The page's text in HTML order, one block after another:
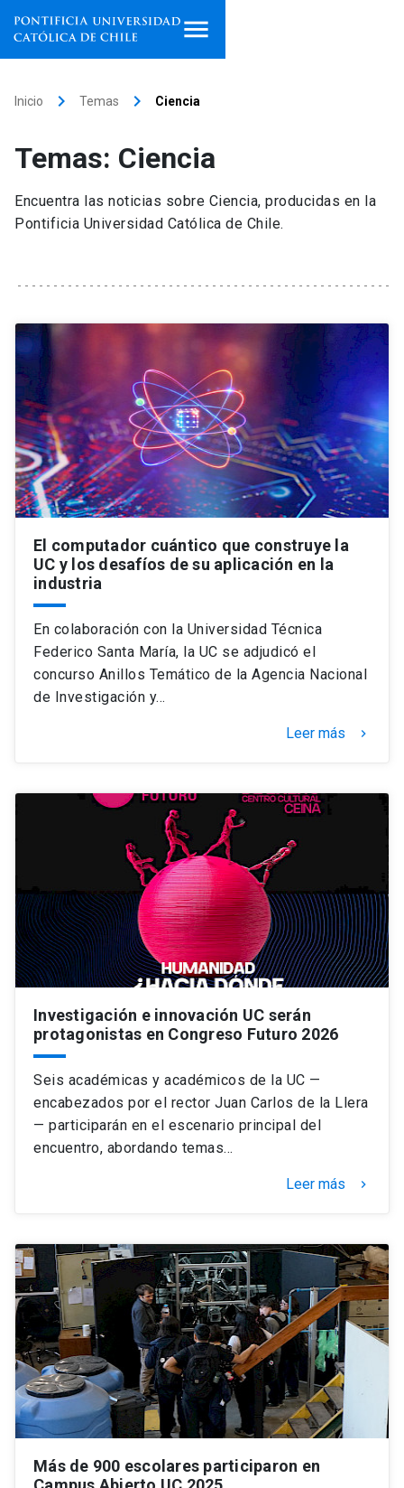
Facultades, escuelas e
institutos
Internacionalización launch
Extensión
Vinculación
Universidad
Información para keyboard_arrow_down
Futuros estudiantes
Estudiantes
Alumni launch
Go to english site launch
ACCESOS DIRECTOS
Admisión launch
Mi Cuenta UC launch
Correo UC launch
Donaciones launch
Inicio keyboard_arrow_right Temas keyboard_arrow_right Ciencia
Temas: Ciencia
Encuentra las noticias sobre Ciencia, producidas en la
Pontificia Universidad Católica de Chile.
El computador cuántico que construye la
UC y los desafíos de su aplicación en la
industria
En colaboración con la Universidad Técnica
Federico Santa María, la UC se adjudicó el
concurso Anillos Temático de la Agencia Nacional
de Investigación y…
Leer más keyboard_arrow_right
Investigación e innovación UC serán
protagonistas en Congreso Futuro 2026
Seis académicas y académicos de la UC —
encabezados por el rector Juan Carlos de la Llera
— participarán en el escenario principal del
encuentro, abordando temas…
Leer más keyboard_arrow_right
Más de 900 escolares participaron en